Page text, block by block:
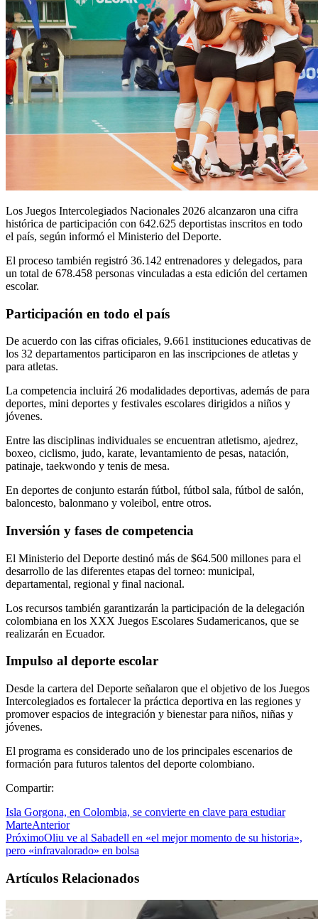
Los Juegos Intercolegiados Nacionales 2026 alcanzaron una cifra
histórica de participación con 642.625 deportistas inscritos en todo
el país, según informó el Ministerio del Deporte.
El proceso también registró 36.142 entrenadores y delegados, para
un total de 678.458 personas vinculadas a esta edición del certamen
escolar.
Participación en todo el país
De acuerdo con las cifras oficiales, 9.661 instituciones educativas de
los 32 departamentos participaron en las inscripciones de atletas y
para atletas.
La competencia incluirá 26 modalidades deportivas, además de para
deportes, mini deportes y festivales escolares dirigidos a niños y
jóvenes.
Entre las disciplinas individuales se encuentran atletismo, ajedrez,
boxeo, ciclismo, judo, karate, levantamiento de pesas, natación,
patinaje, taekwondo y tenis de mesa.
En deportes de conjunto estarán fútbol, fútbol sala, fútbol de salón,
baloncesto, balonmano y voleibol, entre otros.
Inversión y fases de competencia
El Ministerio del Deporte destinó más de $64.500 millones para el
desarrollo de las diferentes etapas del torneo: municipal,
departamental, regional y final nacional.
Los recursos también garantizarán la participación de la delegación
colombiana en los XXX Juegos Escolares Sudamericanos, que se
realizarán en Ecuador.
Impulso al deporte escolar
Desde la cartera del Deporte señalaron que el objetivo de los Juegos
Intercolegiados es fortalecer la práctica deportiva en las regiones y
promover espacios de integración y bienestar para niños, niñas y
jóvenes.
El programa es considerado uno de los principales escenarios de
formación para futuros talentos del deporte colombiano.
Compartir:
Isla Gorgona, en Colombia, se convierte en clave para estudiar
MarteAnterior
PróximoOliu ve al Sabadell en «el mejor momento de su historia»,
pero «infravalorado» en bolsa
Artículos Relacionados